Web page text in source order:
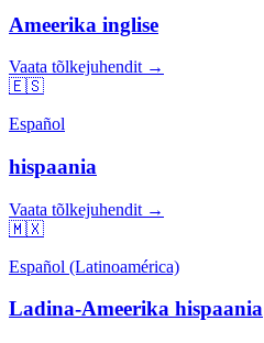
Ameerika inglise
Vaata tõlkejuhendit →
🇪🇸
Español
hispaania
Vaata tõlkejuhendit →
🇲🇽
Español (Latinoamérica)
Ladina-Ameerika hispaania